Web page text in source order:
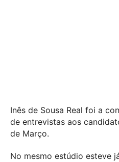
Inês de Sousa Real foi a
de entrevistas aos
de Março.
No mesmo estúdio esteve